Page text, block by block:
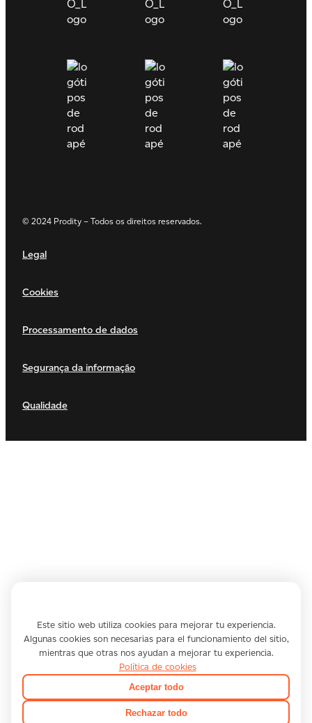
© 2024 Prodity – Todos os direitos reservados.
Legal
Cookies
Processamento de dados
Segurança da informação
Qualidade
Este sitio web utiliza cookies para mejorar tu experiencia.
Algunas cookies son necesarias para el funcionamiento del sitio,
mientras que otras nos ayudan a mejorar tu experiencia.
Política de cookies
Aceptar todo
Rechazar todo